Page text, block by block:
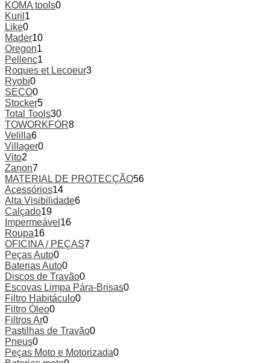
KOMA tools0
Kuril 1
Like0
Mader10
Oregon1
Pellenc1
Roques et Lecoeur3
Ryobi0
SECO0
Stocker5
Total Tools30
TOWORKFOR8
Velilla6
Villager0
Vito2
Zanon7
MATERIAL DE PROTECÇÃO56
Acessórios14
Alta Visibilidade6
Calçado19
Impermeável 16
Roupa16
OFICINA / PEÇAS7
Peças Auto0
Baterias Auto0
Discos de Travão0
Escovas Limpa Pára-Brisas0
Filtro Habitáculo0
Filtro Óleo0
Filtros Ar0
Pastilhas de Travão0
Pneus0
Peças Moto e Motorizada0